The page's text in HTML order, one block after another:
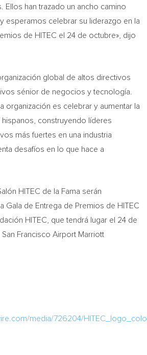
Ellos han trazado un ancho camino
esperamos celebrar su liderazgo en la
de HITEC el 24 de octubre», dijo
global de altos directivos
sénior de negocios y tecnología.
organización es celebrar y aumentar la
construyendo líderes
más fuertes en una industria
desafíos en lo que hace a
HITEC de la Fama serán
Gala de Entrega de Premios de HITEC
HITEC, que tendrá lugar el 24 de
Francisco Airport Marriott
media/726204/